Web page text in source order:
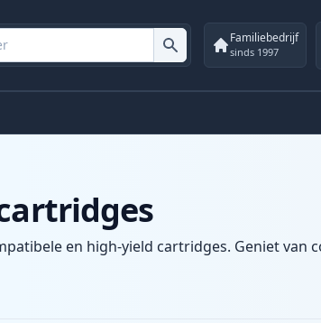
Familiebedrijf
sinds 1997
en high-yield cartridges. Geniet van